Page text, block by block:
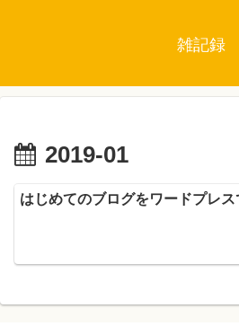
雑記録
2019-01
はじめてのブログをワードプレ